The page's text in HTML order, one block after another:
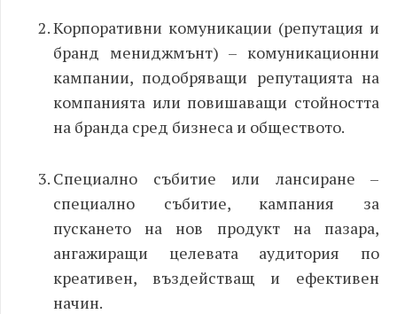
Корпоративни комуникации (репутация и
бранд мениджмънт) – комуникационни
кампании, подобряващи репутацията на
компанията или повишаващи стойността
на бранда сред бизнеса и обществото.
Специално събитие или лансиране –
специално събитие, кампания за
пускането на нов продукт на пазара,
ангажиращи целевата аудитория по
креативен, въздействащ и ефективен
начин.